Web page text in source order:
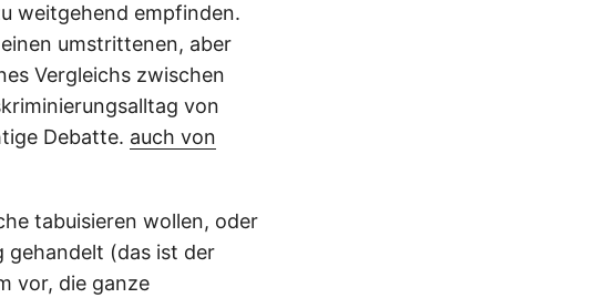
weitgehend empfinden.
umstrittenen, aber
Vergleichs zwischen
von
Debatte. auch von
tabuisieren wollen, oder
gehandelt (das ist der
vor, die ganze